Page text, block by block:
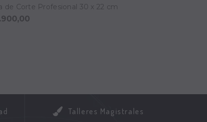
de Corte Profesional 30 x 22 cm
Talleres Magistrales